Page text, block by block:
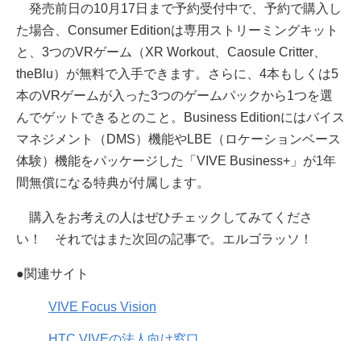
発売前日の10月17日まで予約受付中で、予約で購入し
た場合、Consumer Editionは専用ストリーミングキット
と、3つのVRゲーム（XR Workout、Caosule Critter、
theBlu）が無料で入手できます。さらに、4本もしくは5
本のVRゲームが入った3つのゲームパックから1つを選
んでゲットできるとのこと。Business Editionにはバイス
マネジメント（DMS）機能やLBE（ロケーションベース
体験）機能をパッケージした「VIVE Business+」が1年
間無償になる特典が付属します。
購入をお考えの人はぜひチェックしてみてくださ
い！ それではまた次回の記事で。エルゴラッソ！
●関連サイト
VIVE Focus Vision